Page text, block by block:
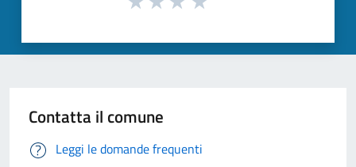
Contatta il comune
Leggi le domande frequenti